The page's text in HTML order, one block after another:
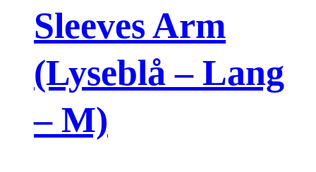
Sleeves Arm
(Lyseblå – Lang
– M)